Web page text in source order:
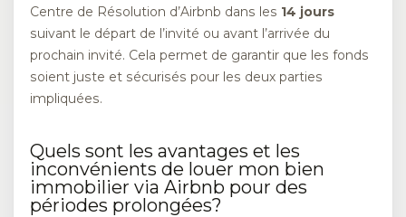
Centre de Résolution d’Airbnb dans les 14 jours
suivant le départ de l’invité ou avant l’arrivée du
prochain invité. Cela permet de garantir que les fonds
soient juste et sécurisés pour les deux parties
impliquées.
Quels sont les avantages et les
inconvénients de louer mon bien
immobilier via Airbnb pour des
périodes prolongées?